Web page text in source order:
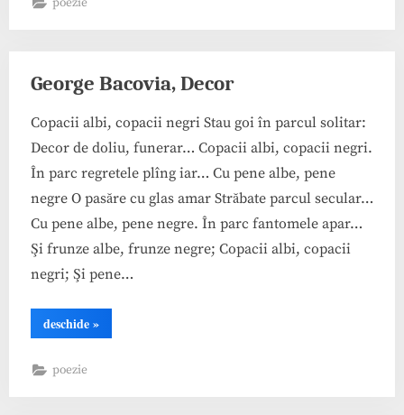
poezie
George Bacovia, Decor
Copacii albi, copacii negri Stau goi în parcul solitar:
Decor de doliu, funerar… Copacii albi, copacii negri.
În parc regretele plîng iar… Cu pene albe, pene
negre O pasăre cu glas amar Străbate parcul secular…
Cu pene albe, pene negre. În parc fantomele apar…
Şi frunze albe, frunze negre; Copacii albi, copacii
negri; Şi pene…
deschide“George
Bacovia,
»
poezie